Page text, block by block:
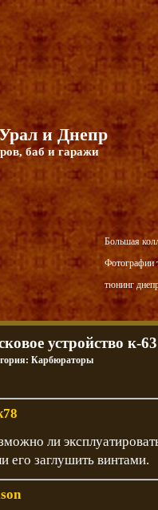
и Днепр
баб и гаражи
Большая
Фотографии
тюнинг
устройство к-63
Карбюраторы
ли
его заглушить винтами.